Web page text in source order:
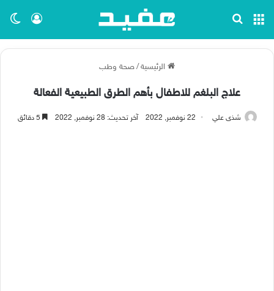
تسجيل القائمة
الرئيسية/صحة وطب
علاج البلغم للاطفال بأهم الطرق الطبيعية الفعالة
شذى علي 22 نوفمبر, 2022 آخر تحديث: 28 نوفمبر, 2022